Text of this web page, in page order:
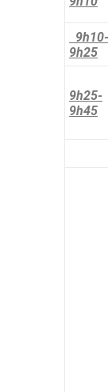
9h10-
9h25
9h25-
9h45